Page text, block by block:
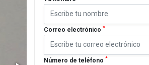
Correo electrónico *
Número de teléfono *